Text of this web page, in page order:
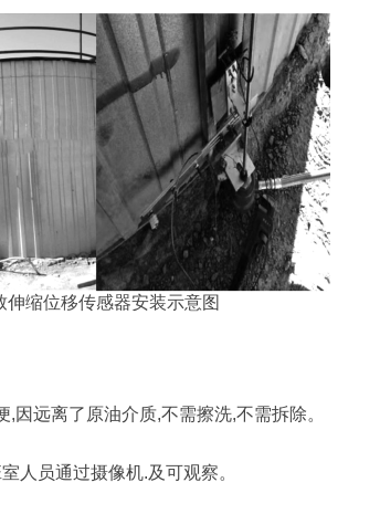
伸缩位移传感器安装示意图
远离了原油介质,不需擦洗,不需拆除。
员通过摄像机.及可观察。